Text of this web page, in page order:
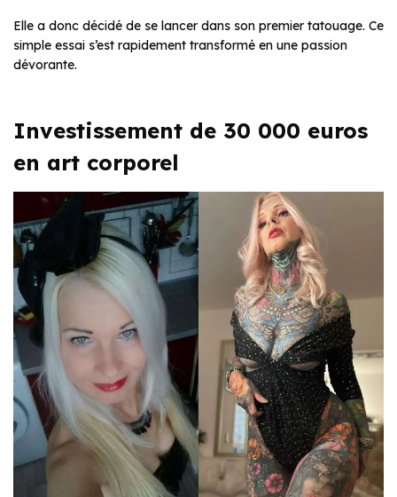
Elle a donc décidé de se lancer dans son premier tatouage. Ce
simple essai s’est rapidement transformé en une passion
dévorante.
Investissement de 30 000 euros
en art corporel